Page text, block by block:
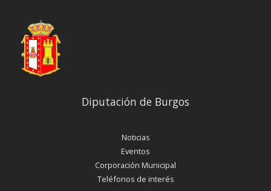
Diputación de Burgos
Noticias
Eventos
Corporación Municipal
Teléfonos de interés